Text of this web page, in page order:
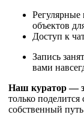
Регулярные
объектов
Доступ к
Запись
вами
Наш куратор —
только
собственный